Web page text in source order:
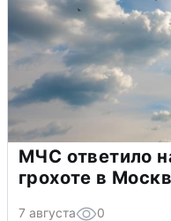
МЧС ответило
грохоте в
7 августа 0